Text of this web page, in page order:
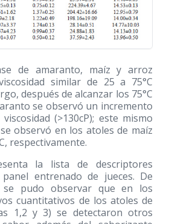
de amaranto, maíz y arroz
similar de 25 a 75°C
después de alcanzar los 75°C
se observó un incremento
(>130cP); este mismo
observó en los atoles de maíz
respectivamente.
la lista de descriptores
entrenado de jueces. De
se pudo observar que en los
cuantitativos de los atoles de
1,2 y 3) se detectaron otros